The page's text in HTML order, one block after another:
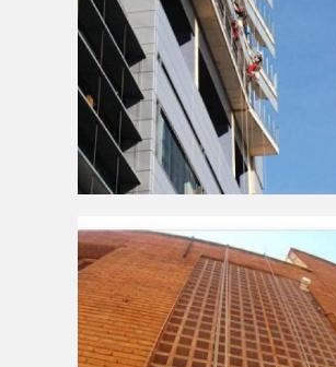
d'alçada en edifici
d'habitatges
AMPLIAR